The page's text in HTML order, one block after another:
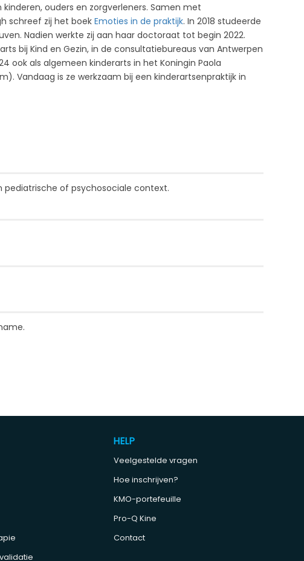
ouders en zorgverleners. Samen met
schreef zij het boekEmoties in de praktijk. In 2018 studeerde
Nadien werkte zij aan haar doctoraat tot begin 2022.
bij Kind en Gezin, in de consultatiebureaus van Antwerpen
ook als algemeen kinderarts in het Koningin Paola
Vandaag is ze werkzaam bij een kinderartsenpraktijk in
pediatrische of psychosociale context.
HELP
Veelgestelde vragen
Hoe inschrijven?
KMO-portefeuille
Pro-Q Kine
Contact